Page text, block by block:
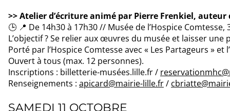
>> Atelier d’écriture animé par Pierre Frenkiel, auteur
🕒 📍 De 14h30 à 17h30 // Musée de l’Hospice
L’objectif ? Se relier aux œuvres du musée et laisser
Porté par l’Hospice Comtesse avec « Les Partageurs »
Ouvert à tous (max. 12 personnes).
Inscriptions : billetterie-musées.lille.fr /
Renseignements : apicard@mairie-lille.fr/
SAMEDI 11 OCTOBRE